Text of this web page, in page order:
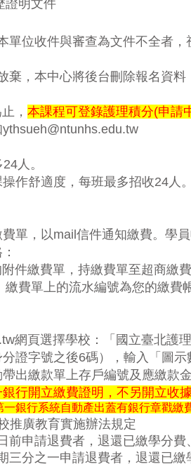
證明文件
單位收件與審查為文件不全者，
棄，本中心將後台刪除報名資料
， 本課程可登錄護理積分(申請
24人。
作舒適度，每班最多招收24人。
單，以mail 信件通知繳費。學
：
件繳費單，持繳費單至超商繳費
繳費單上的流水編號為您的繳費
網頁選擇學校：「國立臺北護
證字號之後6碼），輸入「圖
出繳款單上存戶編號及應繳款
行開立繳費證明，不另開立收據
一銀行系統自動產出蓋有銀行章戳繳
推廣教育實施辦法規定
前申請退費者，退還已繳學分費
三分之一申請退費者，退還已繳